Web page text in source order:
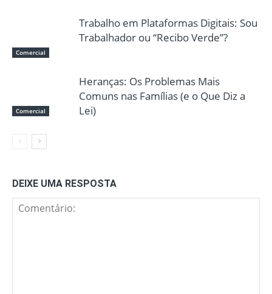
Comercial
Trabalho em Plataformas Digitais: Sou
Trabalhador ou “Recibo Verde”?
Comercial
Heranças: Os Problemas Mais
Comuns nas Famílias (e o Que Diz a
Lei)
DEIXE UMA RESPOSTA